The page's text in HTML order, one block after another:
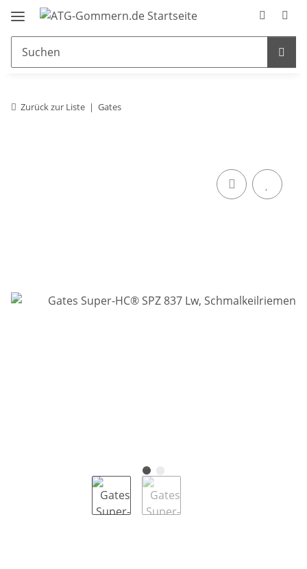
Zurück zur Liste Gates